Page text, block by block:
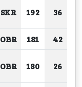
SKR 192 36
OBR 181 42
OBR 180 26